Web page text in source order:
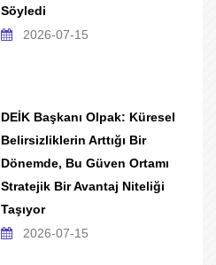
Söyledi
2026-07-15
DEİK Başkanı Olpak: Küresel
Belirsizliklerin Arttığı Bir
Dönemde, Bu Güven Ortamı
Stratejik Bir Avantaj Niteliği
Taşıyor
2026-07-15